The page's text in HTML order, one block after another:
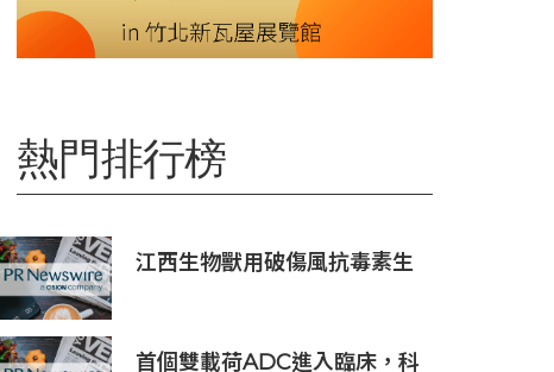
熱門排行榜
江西生物獸用破傷風抗毒素生
首個雙載荷ADC進入臨床，科